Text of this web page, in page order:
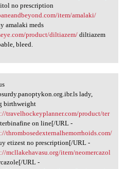
no prescription
item/amalaki/
amalaki meds
product/diltiazem/diltiazem
bleed.
ozq.nrsh.absurdylady,
birthweight
travelhockeyplanner.com/product/ter
on line[/URL -
thrombosedexternalhemorrhoids.com/
etizest no prescription[/URL -
mcllakehavasu.org/item/neomercazol
URL -